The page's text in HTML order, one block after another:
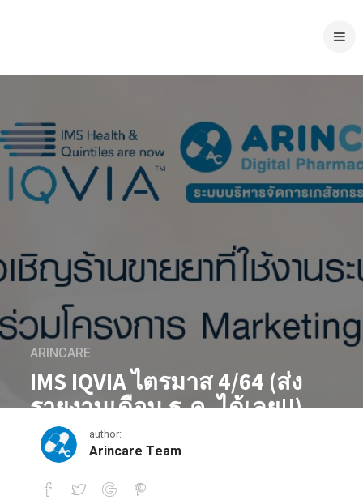
ARINCARE
IMS IQVIA ไตรมาส 4/64 (ส่ง
รายงานเดือน ธ.ค. ได้เลย!!)
December 27, 2021
author:
Arincare Team